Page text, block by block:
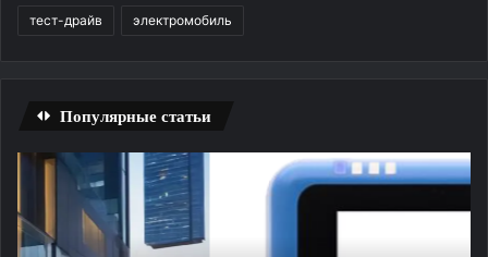
тест-драйв электромобиль
Популярные статьи
Отзыв
компании
Мир
в